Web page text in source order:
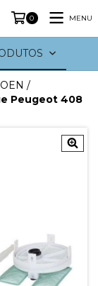
0 MENU
/
Peugeot 408